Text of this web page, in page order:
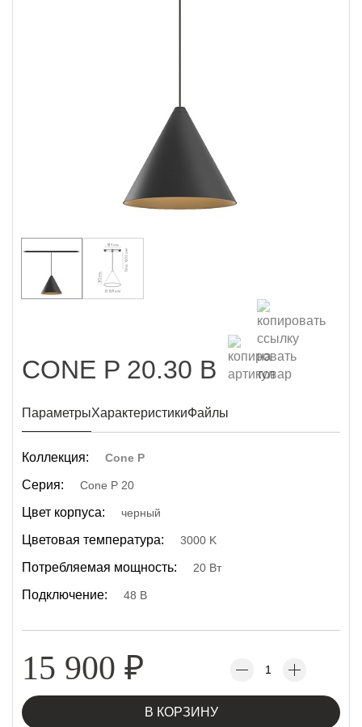
CONE P 20.30 B
ПараметрыХарактеристикиФайлы
Коллекция: Cone P
Серия: Cone P 20
Цвет корпуса: черный
Цветовая температура: 3000 K
Потребляемая мощность: 20 Вт
Подключение: 48 В
15 900 ₽
В КОРЗИНУ